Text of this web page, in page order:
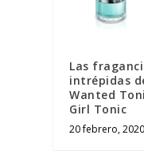
Las
intrépidas
Wanted
Girl Tonic
20 febrero, 2020